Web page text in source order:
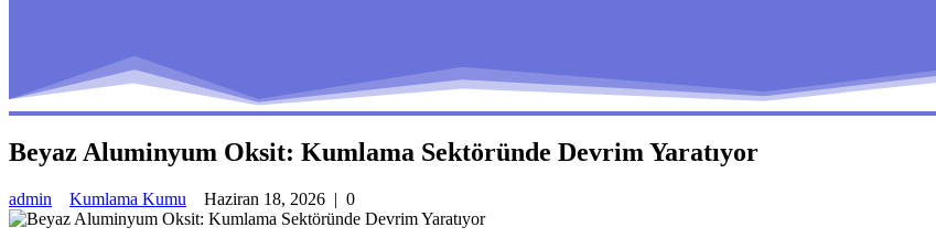
Beyaz Aluminyum Oksit: Kumlama Sektöründe Devrim Yaratıyor
admin Kumlama Kumu Haziran 18, 2026 | 0